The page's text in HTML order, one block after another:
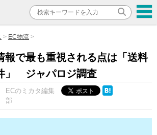
EC物流
報で最も重視される点は「送料
」 ジャパロジ調査
ECのミカタ編集
部